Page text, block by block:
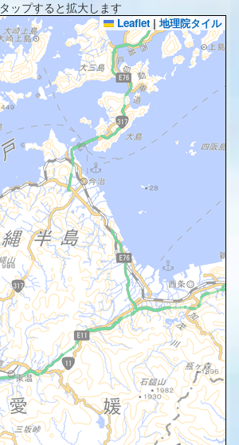
タップすると拡大します
Leaflet | 地理院タイル